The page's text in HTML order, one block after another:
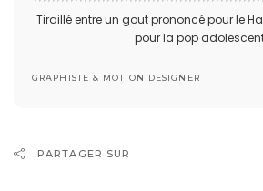
Tiraillé entre un gout prononcé pour le
pour la pop
GRAPHISTE & MOTION DESIGNER
PARTAGER SUR